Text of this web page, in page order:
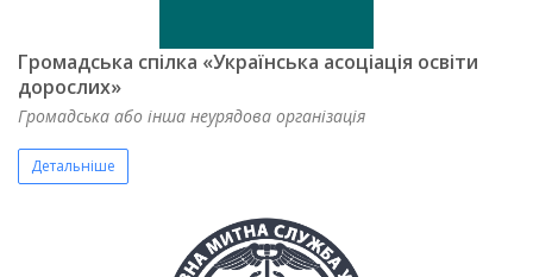
Громадська спілка «Українська асоціація освіти
дорослих»
Громадська або інша неурядова організація
Детальніше